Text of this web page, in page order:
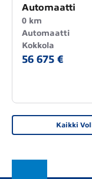
Automaatti
0 km
Automaatti
Kokkola
56 675 €
Kaikki